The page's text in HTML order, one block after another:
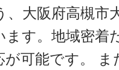
大阪府高槻市
ます。地域密着
可能です。 ま